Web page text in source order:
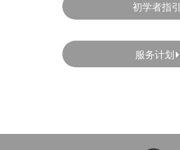
初学者指引
服务计划